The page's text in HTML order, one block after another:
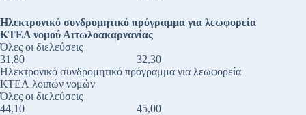
Ηλεκτρονικό συνδρομητικό πρόγραμμα για λεωφορεία
ΚΤΕΛ νομού Αιτωλοακαρνανίας
Όλες οι διελεύσεις
31,80 32,30
Ηλεκτρονικό συνδρομητικό πρόγραμμα για λεωφορεία
ΚΤΕΛ λοιπών νομών
Όλες οι διελεύσεις
44,10 45,00